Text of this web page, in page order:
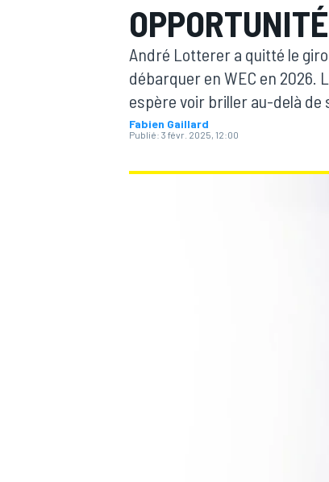
MOTOGP
André Lotterer a quitté le
débarquer en WEC en 2026.
espère voir briller au-delà de
Fabien Gaillard
Publié: 3 févr. 2025, 12:00